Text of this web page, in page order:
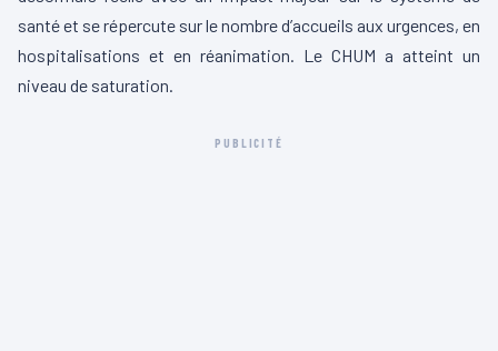
santé et se répercute sur le nombre d’accueils aux urgences, en
hospitalisations et en réanimation. Le CHUM a atteint un
niveau de saturation.
PUBLICITÉ